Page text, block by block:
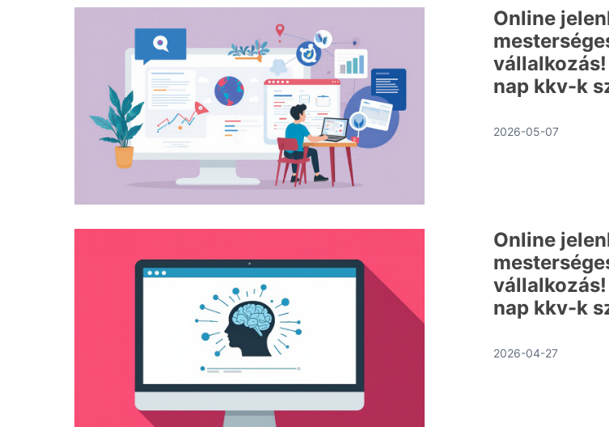
Online
nap kkv-k
2026-05-07
Online
nap kkv-k
2026-04-27